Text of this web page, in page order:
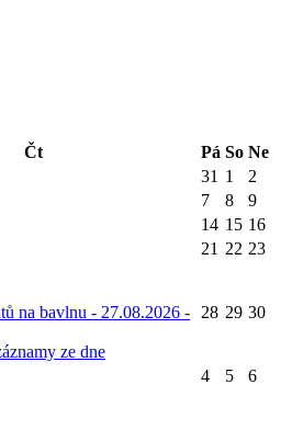
Čt Pá So Ne
31 1
2
7 8
9
14 15 16
21 22 23
na bavlnu - 27.08.2026 -
ze dne
28 29 30
4 5 6